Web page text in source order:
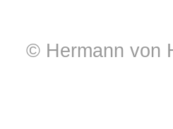
© Hermann von